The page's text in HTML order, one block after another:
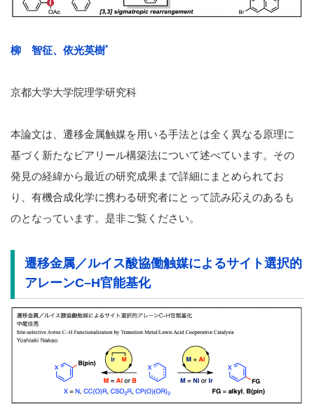
柳 智征、依光英樹*
京都大学大学院理学研究科
本論文は、遷移金属触媒を用いる手法とは全く異なる原理に
基づく新たなビアリール構築法について述べています。その
発見の経緯から最近の研究成果まで詳細にまとめられてお
り、有機合成化学に携わる研究者にとって読み応えのあるも
のとなっています。是非ご覧ください。
遷移金属／ルイス酸協働触媒によるサイト選択的
アレーンC–H官能基化